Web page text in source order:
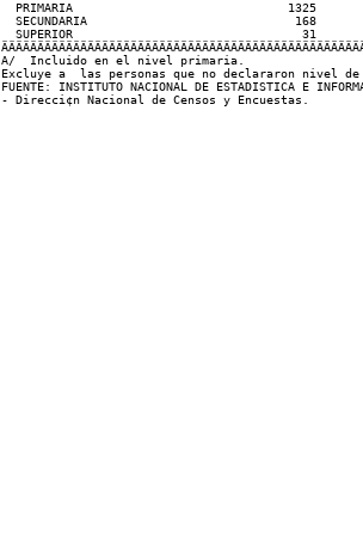
PRIMARIA                              1325
SECUNDARIA                             168
SUPERIOR                                31
A/  Incluido en el nivel primaria.
Excluye a  las personas que no declararon nivel
FUENTE: INSTITUTO NACIONAL DE ESTADISTICA E